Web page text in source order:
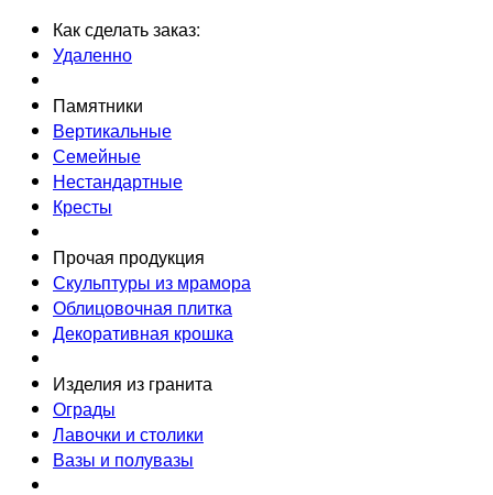
Как сделать заказ:
Удаленно
Памятники
Вертикальные
Семейные
Нестандартные
Кресты
Прочая продукция
Скульптуры из мрамора
Облицовочная плитка
Декоративная крошка
Изделия из гранита
Ограды
Лавочки и столики
Вазы и полувазы